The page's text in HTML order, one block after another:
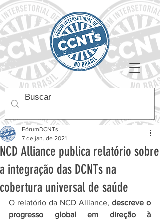
NCD Alliance publica relatório sobre
a integração das DCNTs na
cobertura universal de saúde
FórumDCNTs
7 de jan. de 2021
O relatório da NCD Alliance, descreve o
progresso global em direção à